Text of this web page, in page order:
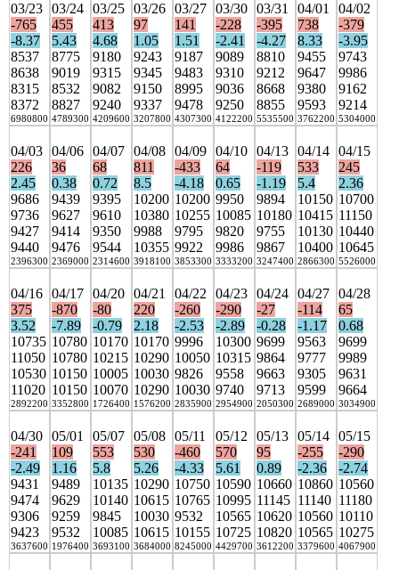
03/23
-765
-8.37
8537
8638
8315
8372
6980800
03/24
455
5.43
8775
9019
8532
8827
4789300
03/25
413
4.68
9180
9315
9082
9240
4209600
03/26
97
1.05
9243
9345
9150
9337
3207800
03/27
141
1.51
9187
9483
8995
9478
4307300
03/30
-228
-2.41
9089
9310
9036
9250
4122200
03/31
-395
-4.27
8810
9212
8668
8855
5535500
04/01
738
8.33
9455
9647
9380
9593
3762200
04/02
-379
-3.95
9743
9986
9162
9214
5304000
04/03
226
2.45
9686
9736
9427
9440
2396300
04/06
36
0.38
9439
9627
9414
9476
2369000
04/07
68
0.72
9395
9610
9350
9544
2314600
04/08
811
8.5
10200
10380
9988
10355
3918100
04/09
-433
-4.18
10200
10255
9795
9922
3853300
04/10
64
0.65
9950
10085
9820
9986
3333200
04/13
-119
-1.19
9894
10180
9755
9867
3247400
04/14
533
5.4
10150
10415
10130
10400
2866300
04/15
245
2.36
10700
11150
10440
10645
5526000
04/16
375
3.52
10735
11050
10530
11020
2892200
04/17
-870
-7.89
10780
10780
10150
10150
3352800
04/20
-80
-0.79
10170
10215
10005
10070
1726400
04/21
220
2.18
10170
10290
10030
10290
1576200
04/22
-260
-2.53
9996
10050
9826
10030
2835900
04/23
-290
-2.89
10300
10315
9558
9740
2954900
04/24
-27
-0.28
9699
9864
9663
9713
2050300
04/27
-114
-1.17
9563
9777
9305
9599
2689000
04/28
65
0.68
9699
9989
9631
9664
3034900
04/30
-241
-2.49
9431
9474
9306
9423
3637600
05/01
109
1.16
9489
9629
9259
9532
1976400
05/07
553
5.8
10135
10140
9845
10085
3693100
05/08
530
5.26
10290
10615
10030
10615
3684000
05/11
-460
-4.33
10750
10765
9532
10155
8245000
05/12
570
5.61
10590
10995
10565
10725
4429700
05/13
95
0.89
10660
11145
10620
10820
3612200
05/14
-255
-2.36
10860
11140
10560
10565
3379600
05/15
-290
-2.74
10560
11180
10110
10275
4067900